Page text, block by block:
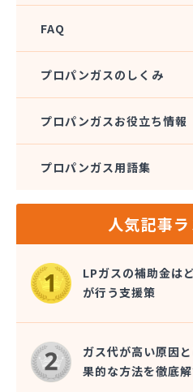
(株)井上善兵衛
(株)横田エネルギーサプライ
(株)岡野商店
(株)下館ホームガスセンター
(株)久松石油
(株)橋本屋燃料店
(株)郡司
(株)桜井石油
(株)山中ストアー
(株)鹿島製油
(株)守谷商会
(株)小義商事
(株)小堤工業
(株)小野里商店 丘里営業所
(株)松葉商事
(株)常総ガス
FAQ
プロパンガスのしくみ
プロパンガスお役立ち情報
プロパンガス用語集
人気記事
LPガスの補助金は
が行う支援策
ガス代が高い原因
果的な方法を徹底解